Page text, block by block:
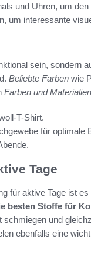
und Uhren, um
um interessante
sein, sondern
Beliebte Farben wie
Farben und Materialien
T-Shirt.
für optimale
Tage
für aktive Tage ist
besten Stoffe für
und
ebenfalls eine